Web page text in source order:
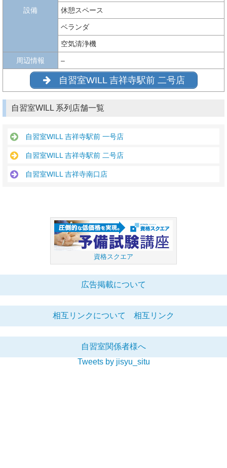
設備 休憩スペース
ベランダ
空気清浄機
周辺情報 –
自習室WILL 吉祥寺駅前 二号店
自習室WILL 系列店舗一覧
自習室WILL 吉祥寺駅前 一号店
自習室WILL 吉祥寺駅前 二号店
自習室WILL 吉祥寺南口店
資格スクエア
広告掲載について
相互リンクについて 相互リンク
自習室関係者様へ
Tweets by jisyu_situ